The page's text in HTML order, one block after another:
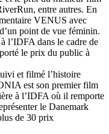
entre autres. En
VENUS avec
point de vue féminin.
l’IDFA dans le cadre de
le prix du public à
et filmé l’histoire
est son premier film
à l’IDFA où il remporte
le Danemark
de 30 prix